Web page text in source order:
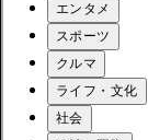
エンタメ
スポーツ
クルマ
ライフ・文化
社会